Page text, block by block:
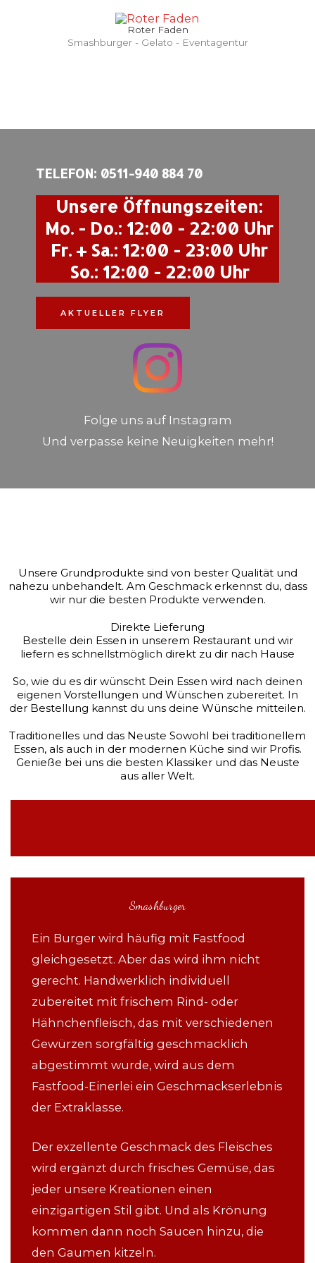
Roter Faden
Smashburger - Gelato - Eventagentur
TELEFON: 0511-940 884 70
Unsere Öffnungszeiten:
Mo. - Do.: 12:00 - 22:00 Uhr
Fr. + Sa.: 12:00 - 23:00 Uhr
So.: 12:00 - 22:00 Uhr
AKTUELLER FLYER
Folge uns auf Instagram
Und verpasse keine Neuigkeiten mehr!
Unsere Grundprodukte sind von bester Qualität und
nahezu unbehandelt. Am Geschmack erkennst du, dass
wir nur die besten Produkte verwenden.
Direkte Lieferung
Bestelle dein Essen in unserem Restaurant und wir
liefern es schnellstmöglich direkt zu dir nach Hause
So, wie du es dir wünscht Dein Essen wird nach deinen
eigenen Vorstellungen und Wünschen zubereitet. In
der Bestellung kannst du uns deine Wünsche mitteilen.
Traditionelles und das Neuste Sowohl bei traditionellem
Essen, als auch in der modernen Küche sind wir Profis.
Genieße bei uns die besten Klassiker und das Neuste
aus aller Welt.
Smashburger
Ein Burger wird häufig mit Fastfood
gleichgesetzt. Aber das wird ihm nicht
gerecht. Handwerklich individuell
zubereitet mit frischem Rind- oder
Hähnchenfleisch, das mit verschiedenen
Gewürzen sorgfältig geschmacklich
abgestimmt wurde, wird aus dem
Fastfood-Einerlei ein Geschmackserlebnis
der Extraklasse.
Der exzellente Geschmack des Fleisches
wird ergänzt durch frisches Gemüse, das
jeder unsere Kreationen einen
einzigartigen Stil gibt. Und als Krönung
kommen dann noch Saucen hinzu, die
den Gaumen kitzeln.